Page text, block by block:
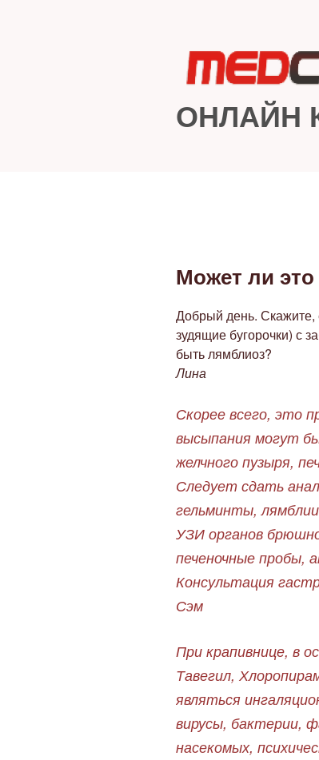
ОНЛАЙН
Может ли
Добрый день.
зудящие бугорочки) с
быть лямблиоз?
Лина
Скорее всего, это
высыпания могут
желчного пузыря,
Следует сдать
гельминты,
УЗИ органов
печеночные пробы,
Консультация
Сэм
При крапивнице, в
Тавегил,
являться
вирусы, бактерии,
насекомых,